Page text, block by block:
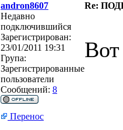
andron8607
Re:
Недавно
подключившийся
Зарегистрирован:
23/01/2011 19:31
Група:
Зарегистрированные
пользователи
Сообщений: 8
Перенос